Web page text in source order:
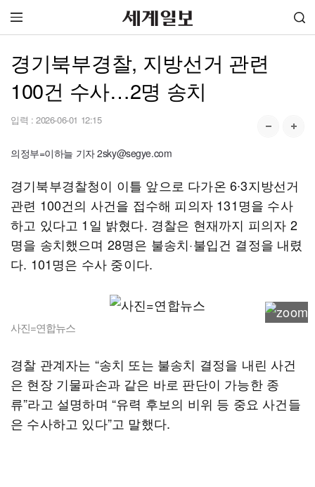
경기북부경찰, 지방선거 관련
100건 수사…2명 송치
입력 : 2026-06-01 12:15
의정부=이하늘 기자 2sky@segye.com
경기북부경찰청이 이틀 앞으로 다가온 6∙3지방선거
관련 100건의 사건을 접수해 피의자 131명을 수사
하고 있다고 1일 밝혔다. 경찰은 현재까지 피의자 2
명을 송치했으며 28명은 불송치·불입건 결정을 내렸
다. 101명은 수사 중이다.
사진=연합뉴스
경찰 관계자는 “송치 또는 불송치 결정을 내린 사건
은 현장 기물파손과 같은 바로 판단이 가능한 종
류”라고 설명하며 “유력 후보의 비위 등 중요 사건들
은 수사하고 있다”고 말했다.